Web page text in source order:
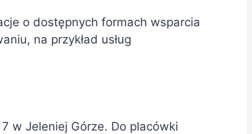
o dostępnych formach wsparcia
na przykład usług
w Jeleniej Górze. Do placówki